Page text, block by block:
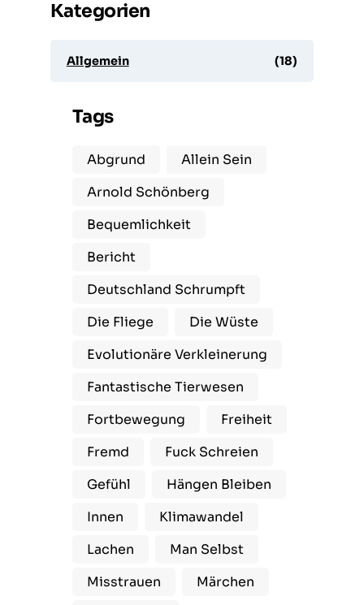
Kategorien
Allgemein (18)
Tags
Abgrund
Allein Sein
Arnold Schönberg
Bequemlichkeit
Bericht
Deutschland Schrumpft
Die Fliege
Die Wüste
Evolutionäre Verkleinerung
Fantastische Tierwesen
Fortbewegung
Freiheit
Fremd
Fuck Schreien
Gefühl
Hängen Bleiben
Innen
Klimawandel
Lachen
Man Selbst
Misstrauen
Märchen